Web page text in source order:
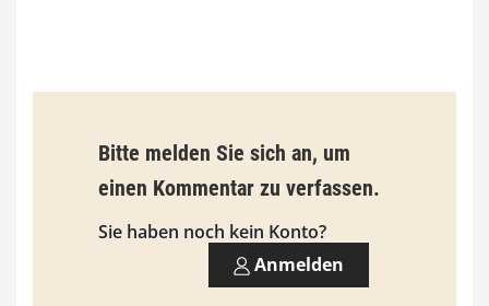
€
i
s
9
Bitte melden Sie sich an, um
einen Kommentar zu verfassen.
Sie haben noch kein Konto?
Anmelden